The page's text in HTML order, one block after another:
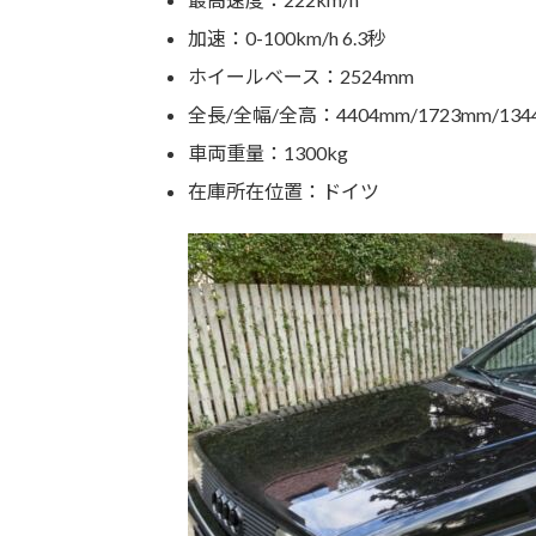
加速：0-100km/h 6.3秒
ホイールベース：2524mm
全長/全幅/全高：4404mm/1723mm/
車両重量：1300kg
在庫所在位置：ドイツ